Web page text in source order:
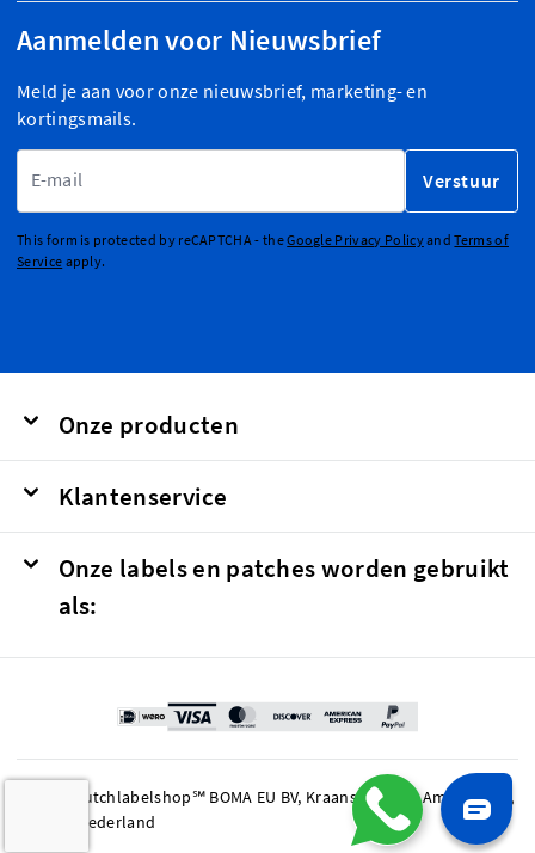
Aanmelden voor Nieuwsbrief
Meld je aan voor onze nieuwsbrief, marketing- en
kortingsmails.
Verstuur
This form is protected by reCAPTCHA - theGoogle Privacy PolicyandTerms of
Service apply.
Onze producten
Klantenservice
Onze labels en patches worden gebruikt
als:
© 2026 Dutchlabelshop℠ BOMA EU BV, Kraanspoor 50, Amsterdam,
1033 SE Nederland